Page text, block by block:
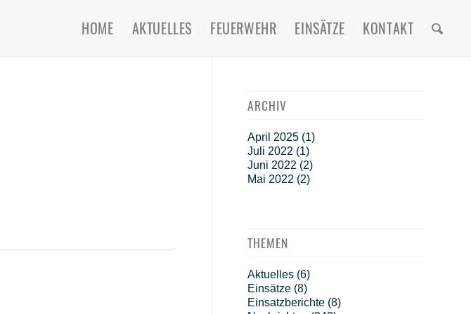
HOME AKTUELLES FEUERWEHR EINSÄTZE KONTAKT
ARCHIV
April 2025(1)
Juli 2022 (1)
Juni 2022 (2)
Mai 2022 (2)
THEMEN
Aktuelles(6)
Einsätze(8)
Einsatzberichte(8)